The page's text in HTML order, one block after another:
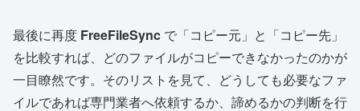
最後に再度 FreeFileSync で「コピー元」と「コピー先」
を比較すれば、どのファイルがコピーできなかったのかが
一目瞭然です。そのリストを見て、どうしても必要なファ
イルであれば専門業者へ依頼するか、諦めるかの判断を行